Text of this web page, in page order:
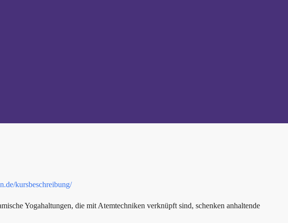
kursbeschreibung/
Yogahaltungen, die mit Atemtechniken verknüpft sind, schenken anhaltende